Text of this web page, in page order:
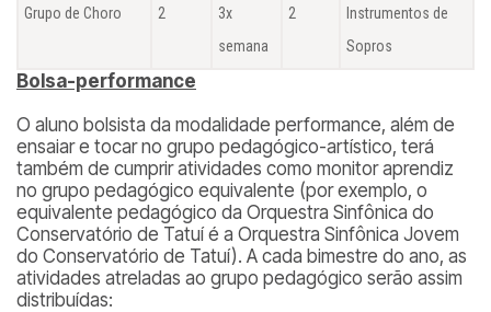
Grupo de Choro 2
3x
semana
2
Instrumentos de
Sopros
Bolsa-performance
O aluno bolsista da modalidade performance, além de
ensaiar e tocar no grupo pedagógico-artístico, terá
também de cumprir atividades como monitor aprendiz
no grupo pedagógico equivalente (por exemplo, o
equivalente pedagógico da Orquestra Sinfônica do
Conservatório de Tatuí é a Orquestra Sinfônica Jovem
do Conservatório de Tatuí). A cada bimestre do ano, as
atividades atreladas ao grupo pedagógico serão assim
distribuídas: